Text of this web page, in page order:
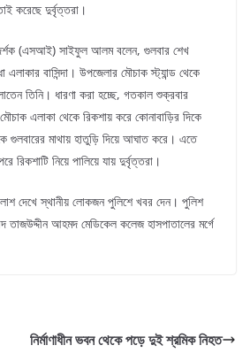
করেছে দুর্বৃত্তরা।
(এসআই) সাইফুল আলম বলেন, গুলবার শেখ
এলাকার বাসিন্দা। উপজেলার মৌচাক স্ট্যান্ড থেকে
তিনি। ধারণা করা হচ্ছে, গতকাল শুক্রবার
এলাকা থেকে রিকশায় করে কোনাবাড়ির দিকে
গুলবারের মাথায় হাতুড়ি দিয়ে আঘাত করে। এতে
রিকশাটি নিয়ে পালিয়ে যায় দুর্বৃত্তরা।
দেখে স্থানীয় লোকজন পুলিশে খবর দেন। পুলিশ
তাজউদ্দীন আহমদ মেডিকেল কলেজ হাসপাতালের মর্গে
নির্মাণাধীন ভবন থেকে পড়ে দুই শ্রমিক নিহত